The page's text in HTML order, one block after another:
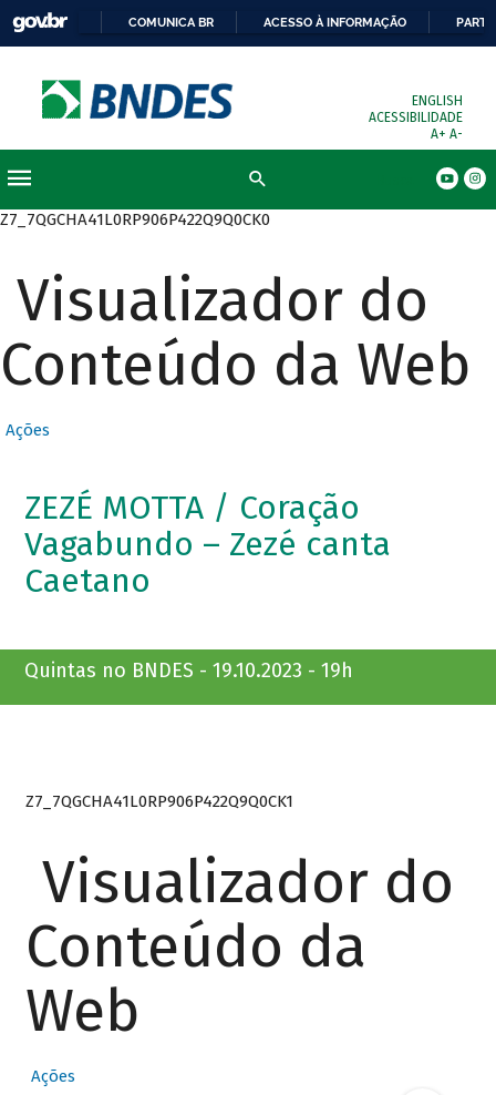
COMUNICA BR ACESSO À INFORMAÇÃO
ENGLISH
ACESSIBILIDADE
A+ A-
Z7_7QGCHA41L0RP906P422Q9Q0CK0
Visualizador do
Conteúdo da Web
Ações
ZEZÉ MOTTA / Coração
Vagabundo – Zezé canta
Caetano
Quintas no BNDES - 19.10.2023 - 19h
Z7_7QGCHA41L0RP906P422Q9Q0CK1
Visualizador do
Conteúdo da
Web
Ações